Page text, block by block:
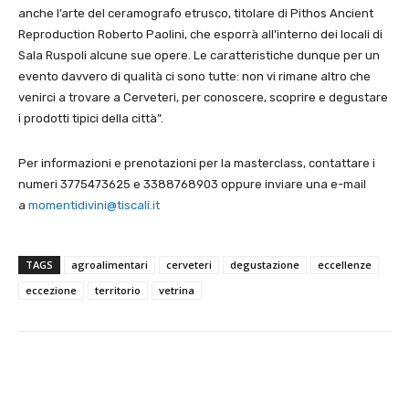
anche l’arte del ceramografo etrusco, titolare di Pithos Ancient
Reproduction Roberto Paolini, che esporrà all’interno dei locali di
Sala Ruspoli alcune sue opere. Le caratteristiche dunque per un
evento davvero di qualità ci sono tutte: non vi rimane altro che
venirci a trovare a Cerveteri, per conoscere, scoprire e degustare
i prodotti tipici della città”.
Per informazioni e prenotazioni per la masterclass, contattare i
numeri 3775473625 e 3388768903 oppure inviare una e-mail
a momentidivini@tiscali.it
TAGS agroalimentari cerveteri degustazione
eccellenze
eccezione
territorio vetrina